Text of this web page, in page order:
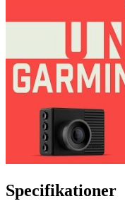
Specifikationer